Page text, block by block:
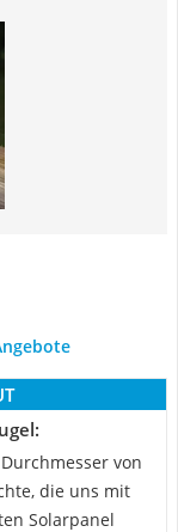
von
die uns mit
Solarpanel